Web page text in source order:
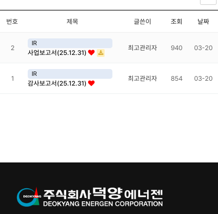
번호 제목 글쓴이 조회 날짜
2
IR
사업보고서(25.12.31)
최고관리자 940 03-20
1
IR
감사보고서(25.12.31)
최고관리자 854 03-20